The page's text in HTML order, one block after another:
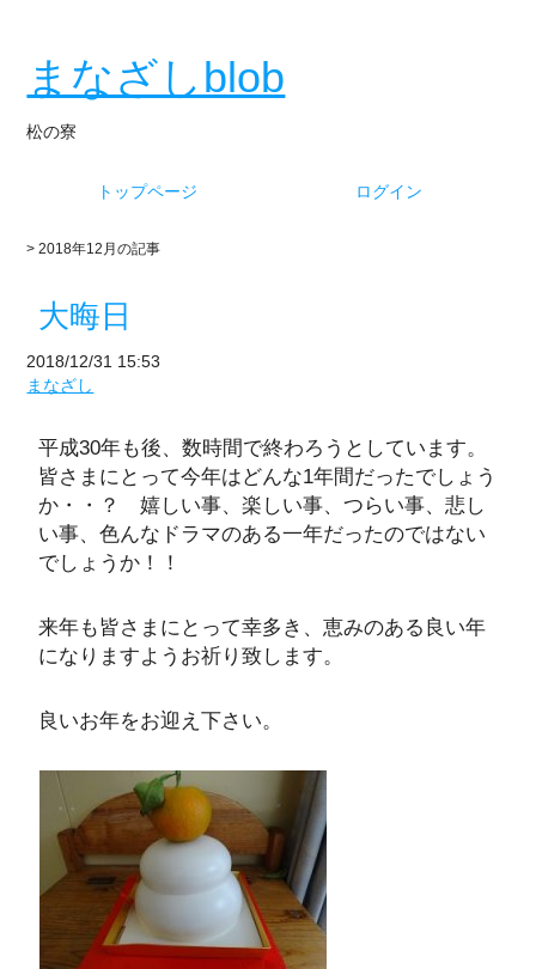
まなざしblob
松の寮
トップページ ログイン
> 2018年12月の記事
大晦日
2018/12/31 15:53
まなざし
平成30年も後、数時間で終わろうとしています。
皆さまにとって今年はどんな1年間だったでしょう
か・・？ 嬉しい事、楽しい事、つらい事、悲し
い事、色んなドラマのある一年だったのではない
でしょうか！！
来年も皆さまにとって幸多き、恵みのある良い年
になりますようお祈り致します。
良いお年をお迎え下さい。